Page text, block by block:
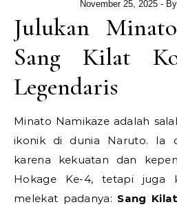
November 25, 2025 - By
Julukan
Sang Kilat
Legendaris
Minato Namikaze adalah
ikonik di dunia Naruto. Ia
karena kekuatan dan
Hokage Ke-4, tetapi juga
melekat padanya: Sang